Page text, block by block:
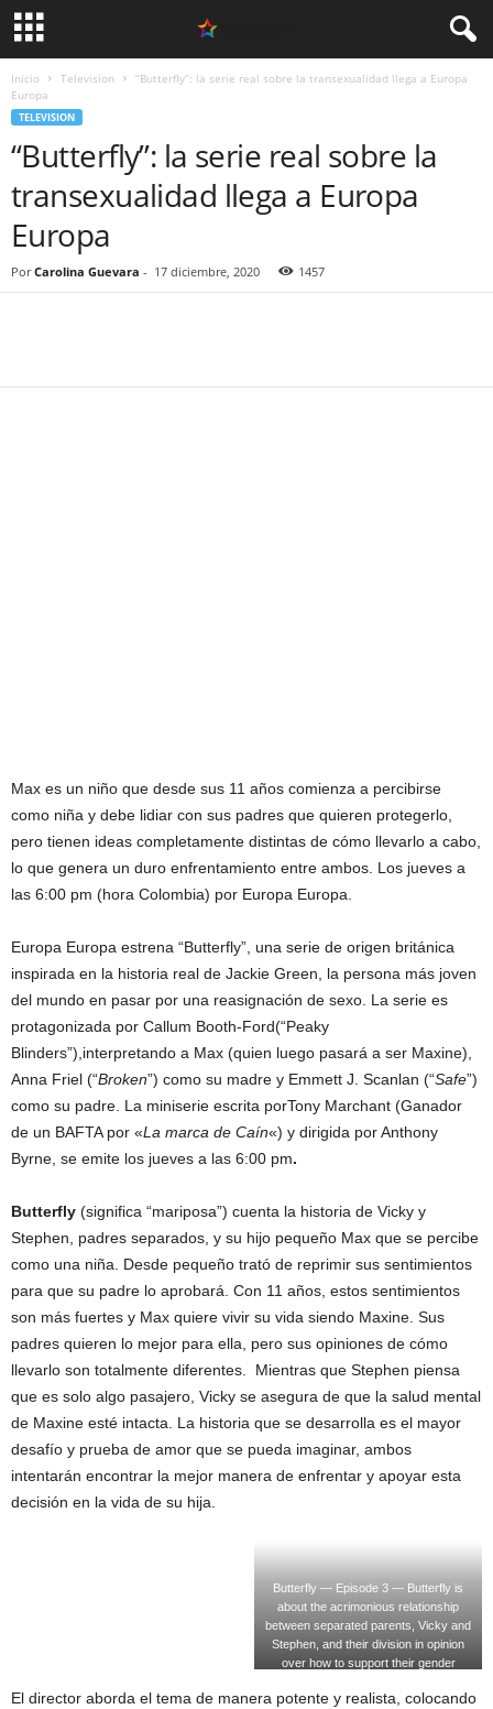
Inicio Television
“Butterfly”: la serie real sobre la transexualidad llega a Europa
Europa
TELEVISION
“Butterfly”: la serie real sobre la
transexualidad llega a Europa
Europa
Por Carolina Guevara - 17 diciembre, 2020 1457
Max es un niño que desde sus 11 años comienza a percibirse
como niña y debe lidiar con sus padres que quieren protegerlo,
pero tienen ideas completamente distintas de cómo llevarlo a cabo,
lo que genera un duro enfrentamiento entre ambos. Los jueves a
las 6:00 pm (hora Colombia) por Europa Europa.
Europa Europa estrena “Butterfly”, una serie de origen británica
inspirada en la historia real de Jackie Green, la persona más joven
del mundo en pasar por una reasignación de sexo. La serie es
protagonizada por Callum Booth-Ford(“Peaky
Blinders”),interpretando a Max (quien luego pasará a ser Maxine),
Anna Friel (“Broken”) como su madre y Emmett J. Scanlan (“Safe”)
como su padre. La miniserie escrita porTony Marchant (Ganador
de un BAFTA por «La marca de Caín«) y dirigida por Anthony
Byrne, se emite los jueves a las 6:00 pm.
Butterfly (significa “mariposa”) cuenta la historia de Vicky y
Stephen, padres separados, y su hijo pequeño Max que se percibe
como una niña. Desde pequeño trató de reprimir sus sentimientos
para que su padre lo aprobará. Con 11 años, estos sentimientos
son más fuertes y Max quiere vivir su vida siendo Maxine. Sus
padres quieren lo mejor para ella, pero sus opiniones de cómo
llevarlo son totalmente diferentes. Mientras que Stephen piensa
que es solo algo pasajero, Vicky se asegura de que la salud mental
de Maxine esté intacta. La historia que se desarrolla es el mayor
desafío y prueba de amor que se pueda imaginar, ambos
intentarán encontrar la mejor manera de enfrentar y apoyar esta
decisión en la vida de su hija.
Butterfly — Episode 3 — Butterfly is
about the acrimonious relationship
between separated parents, Vicky and
Stephen, and their division in opinion
over how to support their gender
(Callum Booth-Ford) shown. (Photo
El director aborda el tema de manera potente y realista, colocando